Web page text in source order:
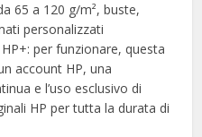
65 a 120 g/m², buste,
personalizzati
per funzionare, questa
account HP, una
e l’uso esclusivo di
HP per tutta la durata di